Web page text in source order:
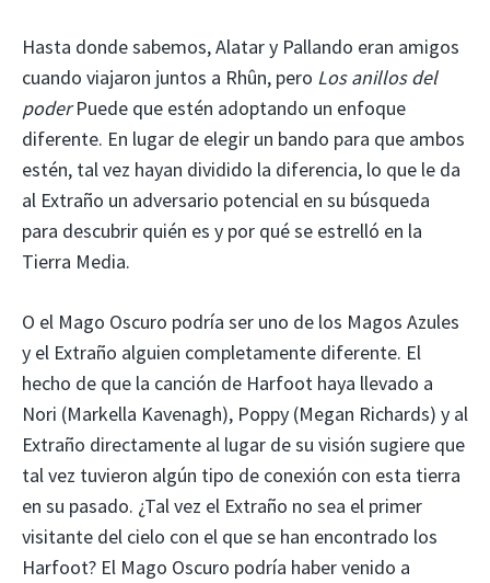
Hasta donde sabemos, Alatar y Pallando eran amigos
cuando viajaron juntos a Rhûn, pero Los anillos del
poderPuede que estén adoptando un enfoque
diferente. En lugar de elegir un bando para que ambos
estén, tal vez hayan dividido la diferencia, lo que le da
al Extraño un adversario potencial en su búsqueda
para descubrir quién es y por qué se estrelló en la
Tierra Media.
O el Mago Oscuro podría ser uno de los Magos Azules
y el Extraño alguien completamente diferente. El
hecho de que la canción de Harfoot haya llevado a
Nori (Markella Kavenagh), Poppy (Megan Richards) y al
Extraño directamente al lugar de su visión sugiere que
tal vez tuvieron algún tipo de conexión con esta tierra
en su pasado. ¿Tal vez el Extraño no sea el primer
visitante del cielo con el que se han encontrado los
Harfoot? El Mago Oscuro podría haber venido a